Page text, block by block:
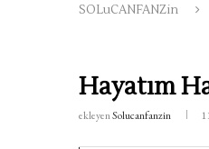
SOLuCANFANZin
Hayatım
ekleyenSolucanfanzin